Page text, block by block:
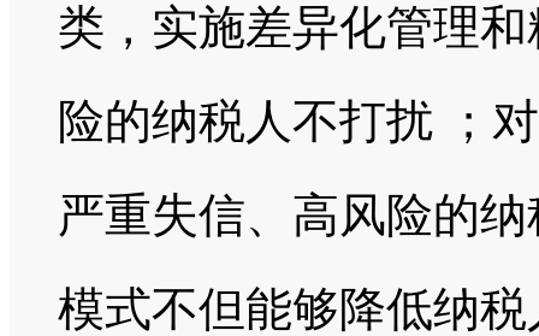
类，实施差异化管理
险的纳税人不打扰 ；
严重失信、高风险的
模式不但能够降低纳